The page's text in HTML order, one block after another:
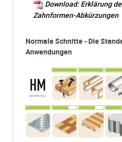
Download: Erklärung
Zahnformen-Abkürzungen
Normale Schnitte - Die
Anwendungen